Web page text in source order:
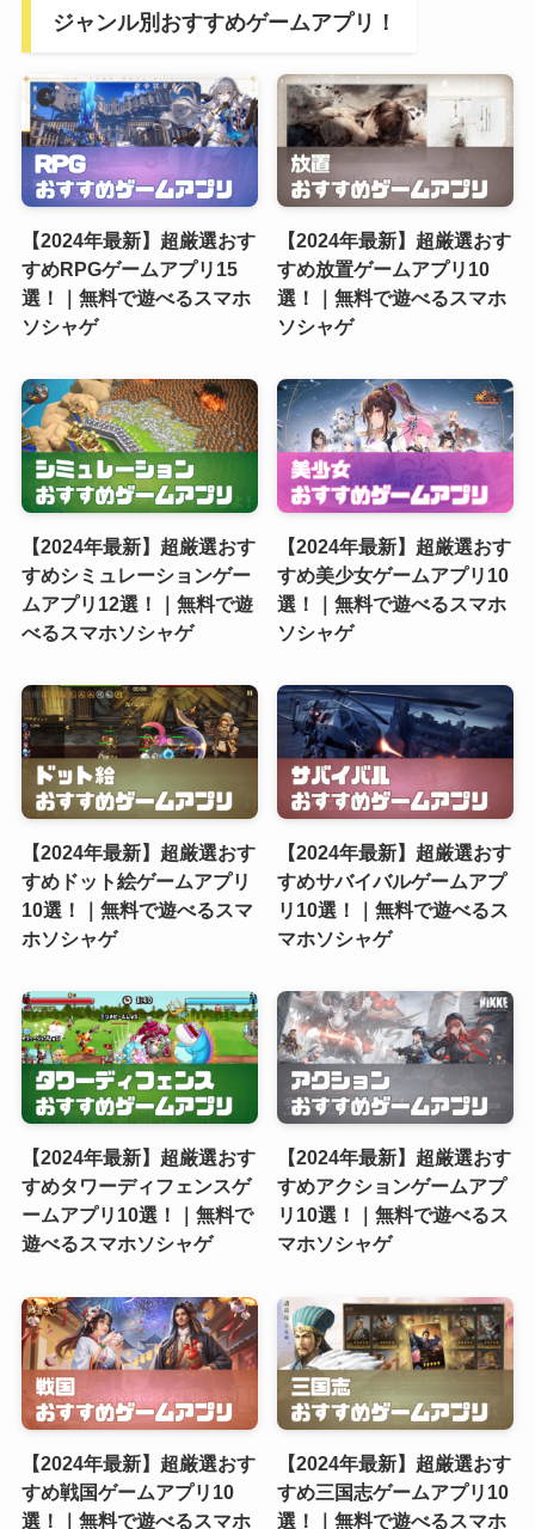
ジャンル別おすすめゲームアプリ！
【2024年最新】超厳選おす
すめRPGゲームアプリ15
選！｜無料で遊べるスマホ
ソシャゲ
【2024年最新】超厳選おす
すめ放置ゲームアプリ10
選！｜無料で遊べるスマホ
ソシャゲ
【2024年最新】超厳選おす
すめシミュレーションゲー
ムアプリ12選！｜無料で遊
べるスマホソシャゲ
【2024年最新】超厳選おす
すめ美少女ゲームアプリ10
選！｜無料で遊べるスマホ
ソシャゲ
【2024年最新】超厳選おす
すめドット絵ゲームアプリ
10選！｜無料で遊べるスマ
ホソシャゲ
【2024年最新】超厳選おす
すめサバイバルゲームアプ
リ10選！｜無料で遊べるス
マホソシャゲ
【2024年最新】超厳選おす
すめタワーディフェンスゲ
ームアプリ10選！｜無料で
遊べるスマホソシャゲ
【2024年最新】超厳選おす
すめアクションゲームアプ
リ10選！｜無料で遊べるス
マホソシャゲ
【2024年最新】超厳選おす
すめ戦国ゲームアプリ10
選！｜無料で遊べるスマホ
【2024年最新】超厳選おす
すめ三国志ゲームアプリ10
選！｜無料で遊べるスマホ